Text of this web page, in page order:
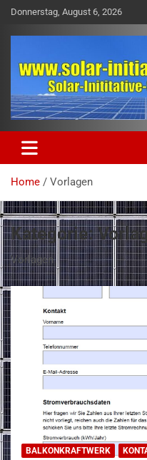
Skip
content
Donnerstag, August 6, 2026
solar-
Home Vorlagen
Kategorie:
Vorlagen
BALKONKRAFTWERK